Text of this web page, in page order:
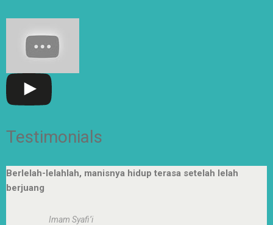
Testimonials
Berlelah-lelahlah, manisnya hidup terasa setelah lelah
berjuang
Imam Syafi’i